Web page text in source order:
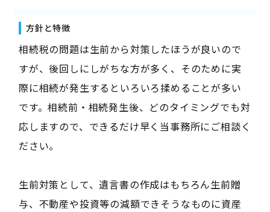
方針と特徴
相続税の問題は生前から対策したほうが良いので
すが、後回しにしがちな方が多く、そのために実
際に相続が発生するといろいろ揉めることが多い
です。相続前・相続発生後、どのタイミングでも対
応しますので、できるだけ早く当事務所にご相談く
ださい。
生前対策として、遺言書の作成はもちろん生前贈
与、不動産や投資等の減額できそうなものに資産